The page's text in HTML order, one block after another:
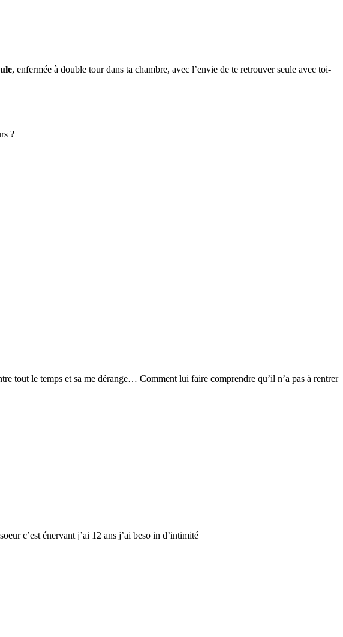
, enfermée à double tour dans ta chambre, avec l’envie de te retrouver seule avec toi-
?
tout le temps et sa me dérange… Comment lui faire comprendre qu’il n’a pas à rentrer
c’est énervant j’ai 12 ans j’ai beso in d’intimité